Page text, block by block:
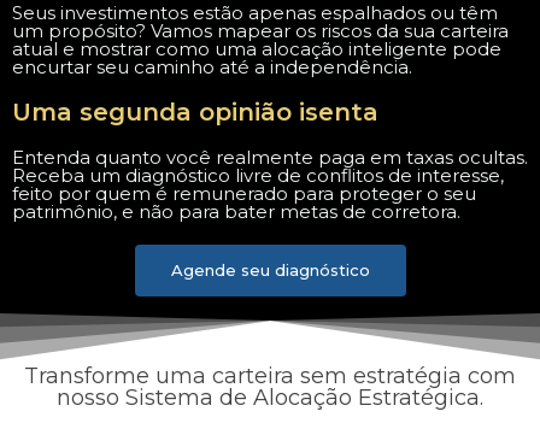
Seus investimentos estão apenas espalhados ou têm
um propósito? Vamos mapear os riscos da sua carteira
atual e mostrar como uma alocação inteligente pode
encurtar seu caminho até a independência.
Uma segunda opinião isenta
Entenda quanto você realmente paga em taxas ocultas.
Receba um diagnóstico livre de conflitos de interesse,
feito por quem é remunerado para proteger o seu
patrimônio, e não para bater metas de corretora.
Agende seu diagnóstico
Transforme uma carteira sem estratégia com
nosso Sistema de Alocação Estratégica.